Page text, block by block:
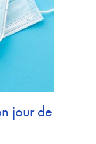
jour de